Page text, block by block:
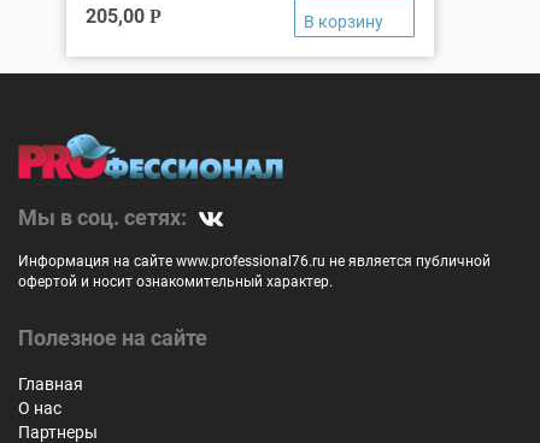
205,00 Р
Мы в соц. сетях:
Информация на сайте www.professional76.ru не является публичной
офертой и носит ознакомительный характер.
Полезное на сайте
Главная
О нас
Партнеры